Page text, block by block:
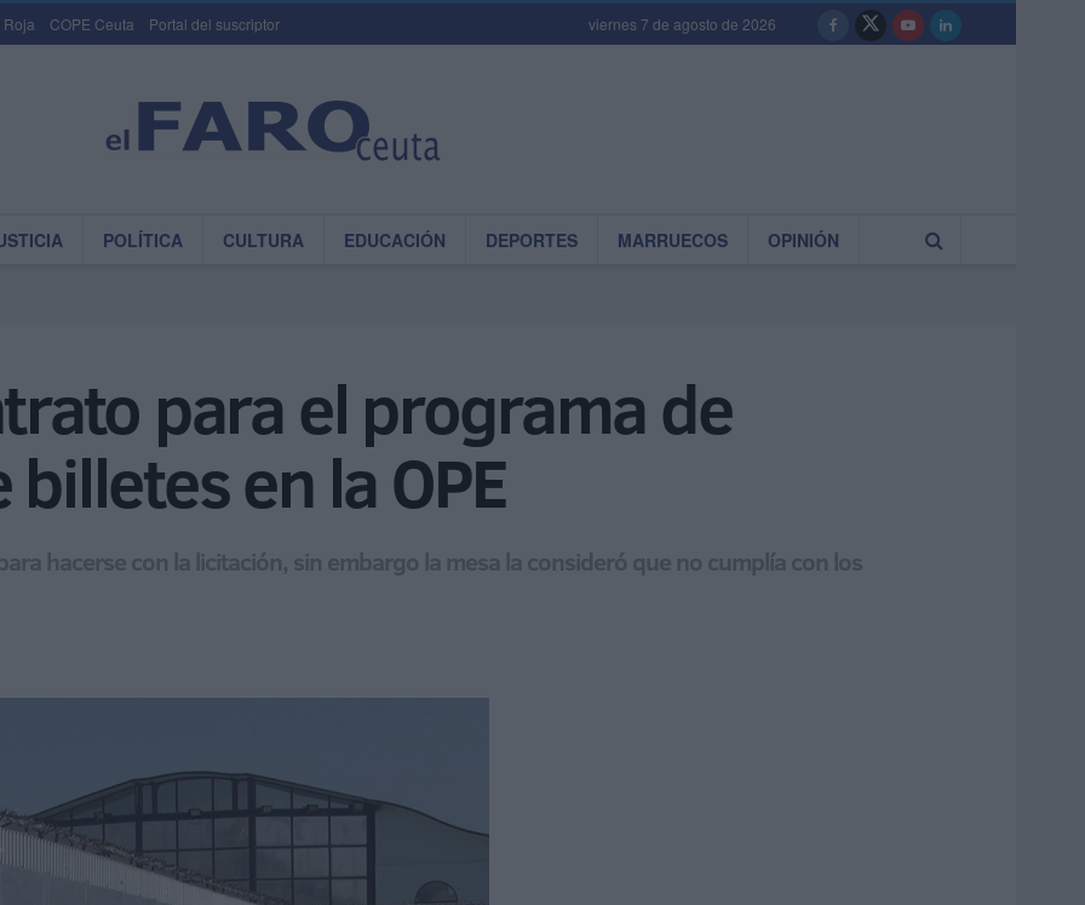
Roja COPE Ceuta Portal del suscriptor viernes 7 de agosto de 2026
POLÍTICA CULTURA EDUCACIÓN DEPORTES MARRUECOS OPINIÓN
para el programa de
en la OPE
hacerse con la licitación, sin embargo la mesa la consideró que no cumplía con los